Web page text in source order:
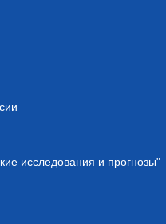
исследования и прогнозы"